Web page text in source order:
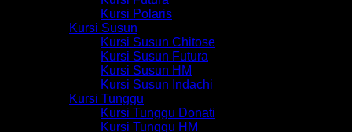
Kursi Polaris
Kursi Susun
Kursi Susun Chitose
Kursi Susun Futura
Kursi Susun HM
Kursi Susun Indachi
Kursi Tunggu
Kursi Tunggu Donati
Kursi Tunggu HM